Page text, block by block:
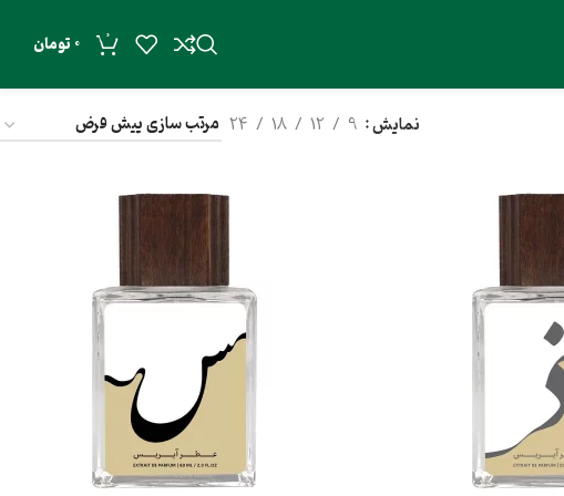
0
0تومان
نمایش 9
12
18
24